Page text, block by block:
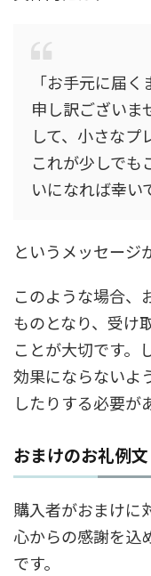
「お手元に届
申し訳ございま
して、小さなプ
これが少しでも
いになれば幸い
というメッセージ
このような場合、
ものとなり、受け
ことが大切です。
効果にならないよ
したりする必要が
おまけのお礼例文
購入者がおまけに
心からの感謝を込
です。